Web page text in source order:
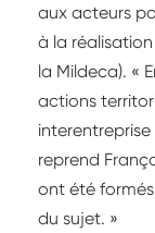
aux acteurs
à la
la Mildeca). «
actions
interentreprise
reprend
ont été
du sujet. »